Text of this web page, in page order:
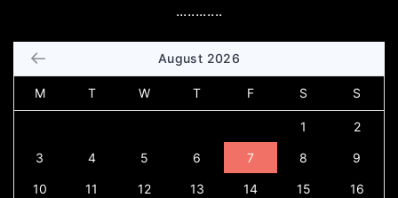
............
August 2026
M T W T F S S
1 2
3 4 5 6 7 8 9
10 11 12 13 14 15 16